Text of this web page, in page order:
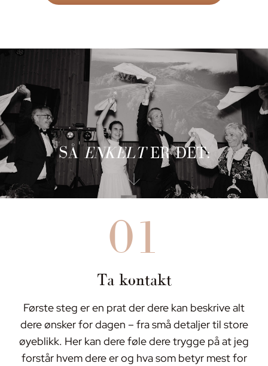
SÅ ENKELTER DET:
01
Ta kontakt
Første steg er en prat der dere kan beskrive alt
dere ønsker for dagen – fra små detaljer til store
øyeblikk. Her kan dere føle dere trygge på at jeg
forstår hvem dere er og hva som betyr mest for